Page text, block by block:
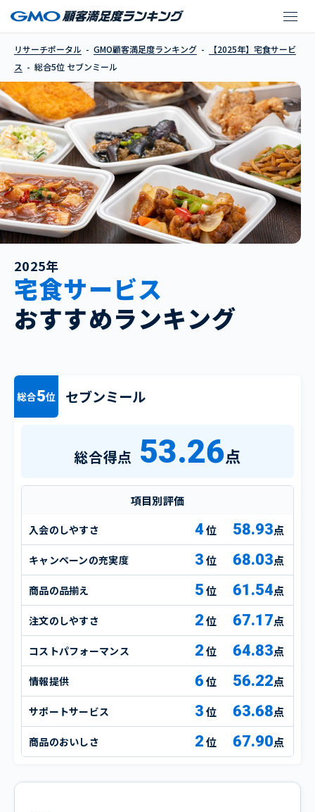
リサーチポータル GMO顧客満足度ランキング
【2025年】宅食サービ
ス
総合5位 セブンミール
2025年
宅食サービス
おすすめランキング
総合5位 セブンミール
総合得点 53.26点
項目別評価
入会のしやすさ 4 58.93点
キャンペーンの充実度 3 68.03点
商品の品揃え 5 61.54点
注文のしやすさ 2 67.17点
コストパフォーマンス 2 64.83点
情報提供 6 56.22点
サポートサービス 3 63.68点
商品のおいしさ 2 67.90点